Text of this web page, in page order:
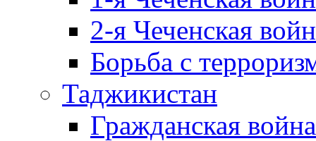
2-я Чеченская
Борьба с
Таджикистан
Гражданская